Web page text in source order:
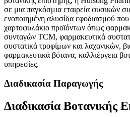
σε μια παγκόσμια εταιρεία φυσικών
ενοποιημένη αλυσίδα εφοδιασμού
χαρτοφυλάκιο προϊόντων όπως
συνταγών TCM, φαρμακευτικά
συστατικά τροφίμων και λαχανικών,
φαρμακευτικά βότανα, καλλιέργεια
υπηρεσίες.
Διαδικασία Παραγωγής
Διαδικασία Βοτανικής